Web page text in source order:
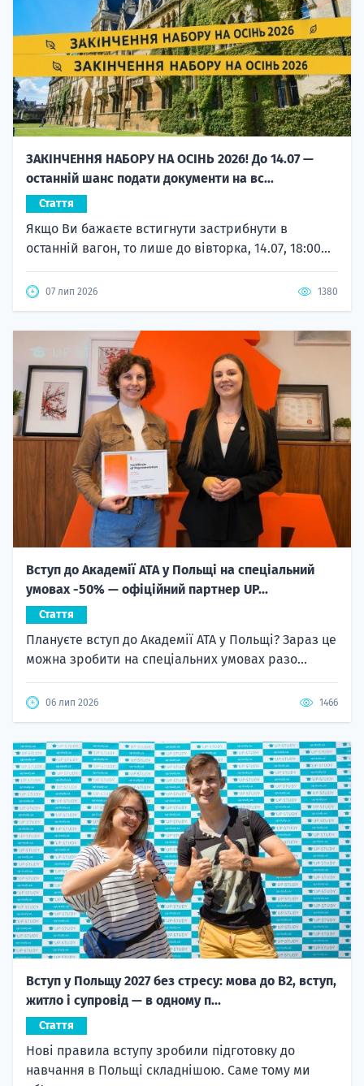
ЗАКІНЧЕННЯ НАБОРУ НА ОСІНЬ 2026! До 14.07 —
останній шанс подати документи на вс...
Стаття
Якщо Ви бажаєте встигнути застрибнути в
останній вагон, то лише до вівторка, 14.07, 18:00...
07 лип 2026 1380
Вступ до Академії ATA у Польщі на спеціальний
умовах -50% — офіційний партнер UP...
Стаття
Плануєте вступ до Академії ATA у Польщі? Зараз це
можна зробити на спеціальних умовах разо...
06 лип 2026 1466
Вступ у Польщу 2027 без стресу: мова до B2, вступ,
житло і супровід — в одному п...
Стаття
Нові правила вступу зробили підготовку до
навчання в Польщі складнішою. Саме тому ми